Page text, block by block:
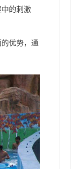
的刺激
优势，通